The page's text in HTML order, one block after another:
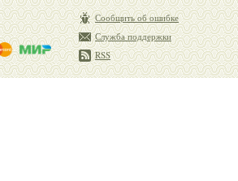
Сообщить об ошибке
Служба поддержки
RSS